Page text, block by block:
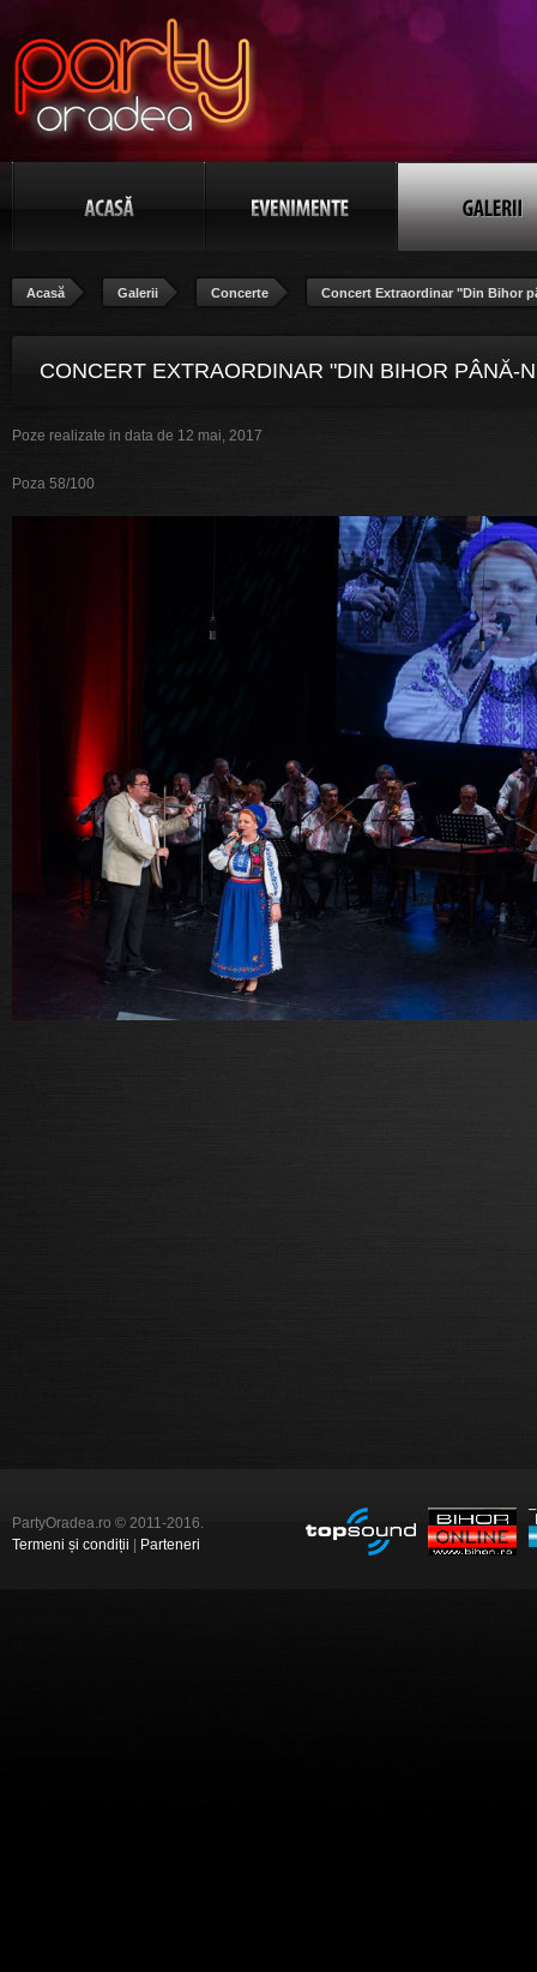
Acasă Galerii Concerte Concert Extraordinar "Din Bihor
CONCERT EXTRAORDINAR "DIN BIHOR PÂNĂ-N
Poze realizate in data de 12 mai, 2017
Poza 58/100
PartyOradea.ro © 2011-2016.
Termeni și condiții
Parteneri